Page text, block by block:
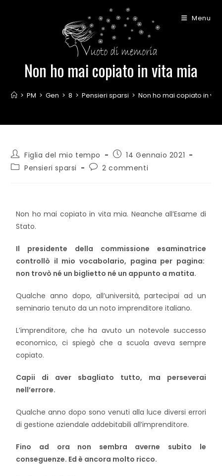
Menu
Non ho mai copiato in vita mia
> PM > Gen > 8 > Pensieri sparsi > Non ho mai copiato in
Figlia del mio tempo
14 Gennaio 2021
Pensieri sparsi
2 commenti
Non ho mai copiato in vita mia. Neanche all’Esame di
Stato.
Il presidente della commissione esaminatrice
controllò il mio vocabolario, pagina per pagina:
non trovò né un biglietto né un appunto a matita.
Qualche anno dopo, all’università, partecipai ad un
seminario tenuto da un noto imprenditore italiano.
L’imprenditore, che ha avuto un notevole successo
economico, ci spiegò che a scuola aveva sempre
copiato.
Capii di aver sbagliato tutto, ma perseverai
nell’errore.
Qualche anno dopo sono venuti alla luce diversi errori
di gestione aziendale addebitabili all’imprenditore.
Fino ad ora non sembra averne subito le
conseguenze. Ed è ancora molto ricco.